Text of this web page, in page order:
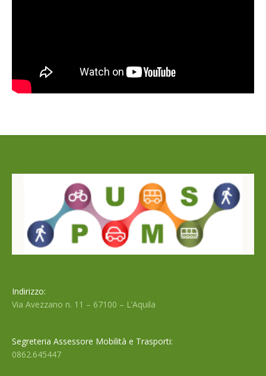
Indirizzo:
Via Avezzano n. 11 – 67100 – L’Aquila
Segreteria Assessore Mobilità e Trasporti:
0862.645447